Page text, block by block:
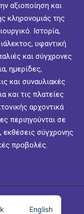
αξιοποίηση και
κληρονομιάς της
Ιστορία,
υφαντική
και σύγχρονες
ημερίδες,
και συναυλιακές
και τις πλατείες
αρχοντικά
περιηγούνται σε
εκθέσεις σύγχρονης
προβολές.
LeonidioEnglish